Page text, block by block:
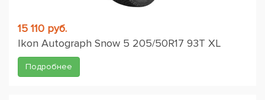
15 110 руб.
Ikon Autograph Snow 5 205/50R17 93T XL
Подробнее